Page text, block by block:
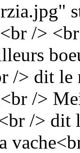
/>
/> dit
/>
/> dit